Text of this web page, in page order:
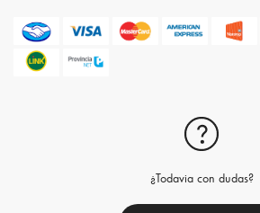
¿Todavia con dudas?